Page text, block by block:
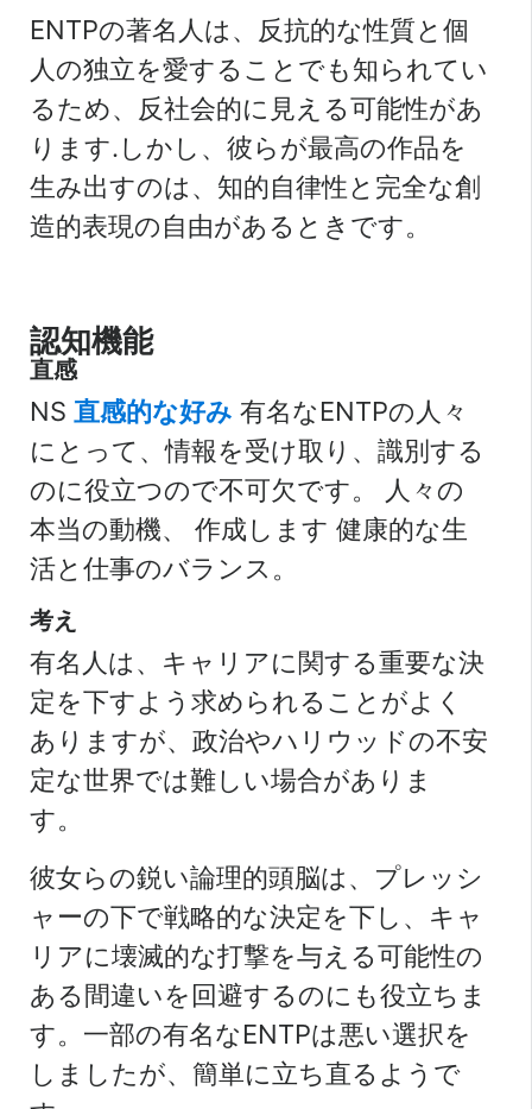
ENTPの著名人は、反抗的な性質と個
人の独立を愛することでも知られてい
るため、反社会的に見える可能性があ
ります.しかし、彼らが最高の作品を
生み出すのは、知的自律性と完全な創
造的表現の自由があるときです。
認知機能
直感
NS 直感的な好み 有名なENTPの人々
にとって、情報を受け取り、識別する
のに役立つので不可欠です。
人々の
本当の動機、
作成します 健康的な生
活と仕事のバランス。
考え
有名人は、キャリアに関する重要な決
定を下すよう求められることがよく
ありますが、政治やハリウッドの不安
定な世界では難しい場合がありま
す。
彼女らの鋭い論理的頭脳は、プレッシ
ャーの下で戦略的な決定を下し、キャ
リアに壊滅的な打撃を与える可能性の
ある間違いを回避するのにも役立ちま
す。一部の有名なENTPは悪い選択を
しましたが、簡単に立ち直るようで